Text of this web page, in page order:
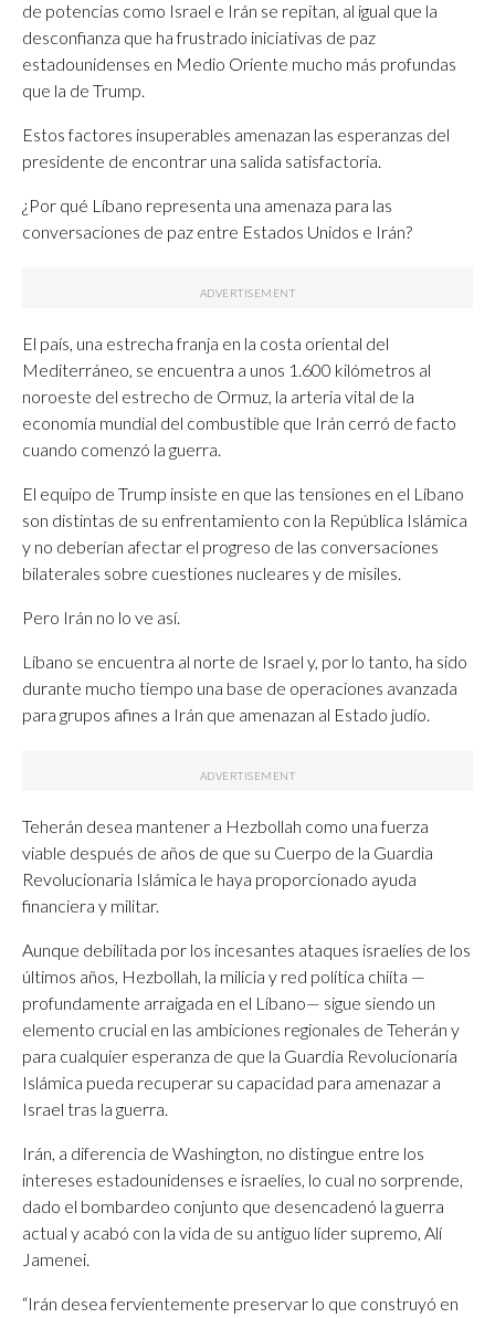
de potencias como Israel e Irán se repitan, al igual que la
desconfianza que ha frustrado iniciativas de paz
estadounidenses en Medio Oriente mucho más profundas
que la de Trump.
Estos factores insuperables amenazan las esperanzas del
presidente de encontrar una salida satisfactoria.
¿Por qué Líbano representa una amenaza para las
conversaciones de paz entre Estados Unidos e Irán?
El país, una estrecha franja en la costa oriental del
Mediterráneo, se encuentra a unos 1.600 kilómetros al
noroeste del estrecho de Ormuz, la arteria vital de la
economía mundial del combustible que Irán cerró de facto
cuando comenzó la guerra.
El equipo de Trump insiste en que las tensiones en el Líbano
son distintas de su enfrentamiento con la República Islámica
y no deberían afectar el progreso de las conversaciones
bilaterales sobre cuestiones nucleares y de misiles.
Pero Irán no lo ve así.
Líbano se encuentra al norte de Israel y, por lo tanto, ha sido
durante mucho tiempo una base de operaciones avanzada
para grupos afines a Irán que amenazan al Estado judío.
Teherán desea mantener a Hezbollah como una fuerza
viable después de años de que su Cuerpo de la Guardia
Revolucionaria Islámica le haya proporcionado ayuda
financiera y militar.
Aunque debilitada por los incesantes ataques israelíes de los
últimos años, Hezbollah, la milicia y red política chiíta —
profundamente arraigada en el Líbano— sigue siendo un
elemento crucial en las ambiciones regionales de Teherán y
para cualquier esperanza de que la Guardia Revolucionaria
Islámica pueda recuperar su capacidad para amenazar a
Israel tras la guerra.
Irán, a diferencia de Washington, no distingue entre los
intereses estadounidenses e israelíes, lo cual no sorprende,
dado el bombardeo conjunto que desencadenó la guerra
actual y acabó con la vida de su antiguo líder supremo, Alí
Jamenei.
“Irán desea fervientemente preservar lo que construyó en